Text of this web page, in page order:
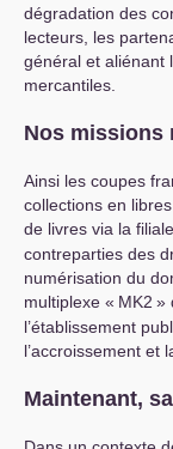
dégradation des
lecteurs, les
général et aliénant
mercantiles.
Nos missions
Ainsi les coupes
collections en
de livres via la
contreparties des
numérisation du
multiplexe « MK2 »
l’établissement
l’accroissement et
Maintenant,